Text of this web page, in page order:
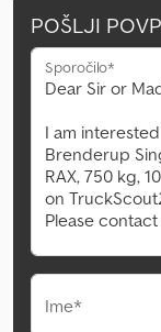
POŠLJI
Sporočilo*
Ime*